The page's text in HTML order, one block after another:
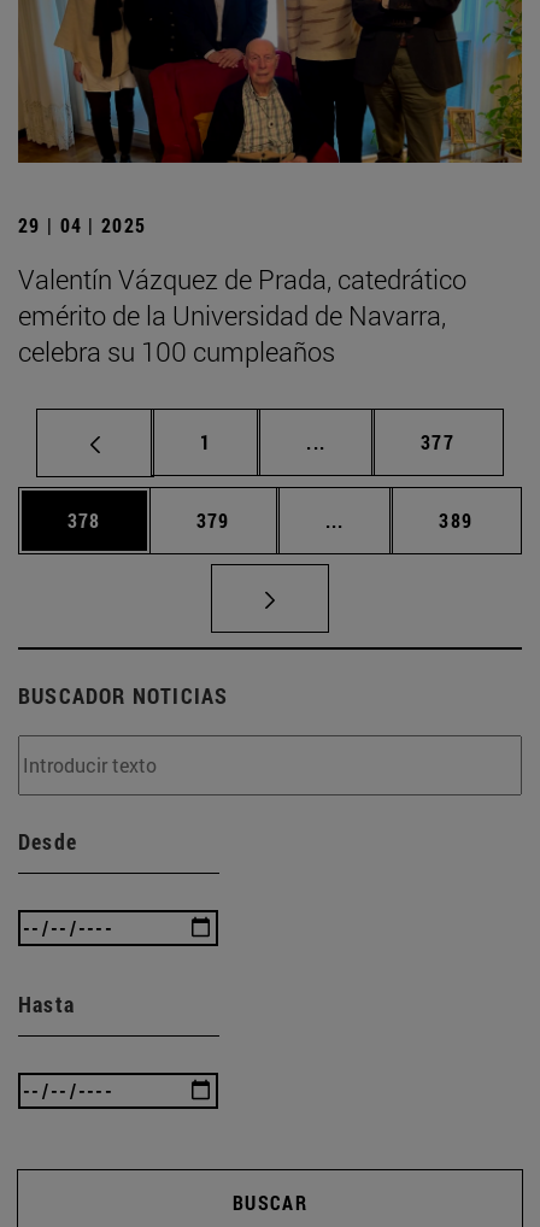
29 | 04 | 2025
Valentín Vázquez de Prada, catedrático
emérito de la Universidad de Navarra,
celebra su 100 cumpleaños
Página
1 ... Páginas intermedias
Página
377
Página
378 Página
379 ... Páginas intermedias
Página
389
BUSCADOR NOTICIAS
Desde
Hasta
BUSCAR